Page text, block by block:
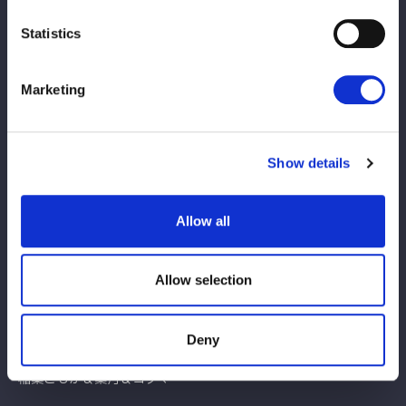
Statistics
Marketing
Show details
Allow all
Allow selection
Deny
◆タッグマッチ
玖麗さやか＆安納サオリ＆さくらあや＆金屋あんねvs伊藤麻希＆
古沢稀杏＆月山和香＆タバタ
◆8人タッグマッチ
稲葉ともか＆葉月＆コグマ